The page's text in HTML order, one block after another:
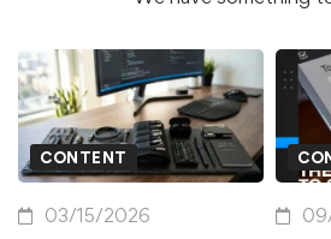
CONTENT
03/15/2026